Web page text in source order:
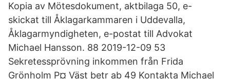
Kopia av Mötesdokument, aktbilaga 50, e-
skickat till Åklagarkammaren i Uddevalla,
Åklagarmyndigheten, e-postat till Advokat
Michael Hansson. 88 2019-12-09 53
Sekretessprövning inkommen från Frida
Grönholm P¤ Väst betr ab 49 Kontakta Michael